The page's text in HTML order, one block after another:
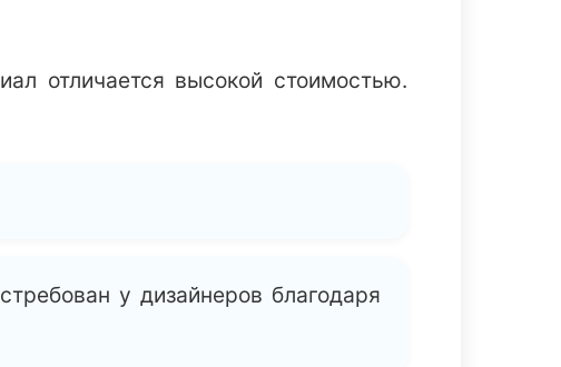
отличается высокой стоимостью.
у дизайнеров благодаря